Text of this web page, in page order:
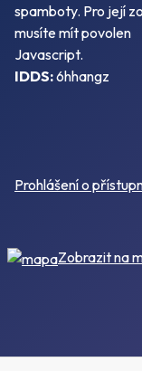
spamboty. Pro její
musíte mít povolen
Javascript.
IDDS:6hhangz
Prohlášení o
Zobrazit na